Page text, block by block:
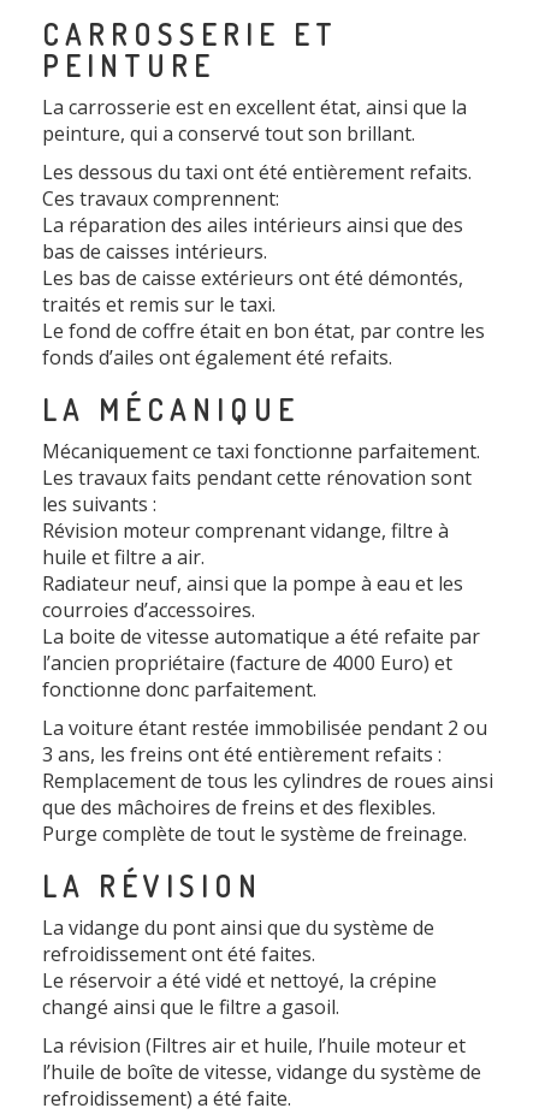
CARROSSERIE ET
PEINTURE
La carrosserie est en excellent état, ainsi que la
peinture, qui a conservé tout son brillant.
Les dessous du taxi ont été entièrement refaits.
Ces travaux comprennent:
La réparation des ailes intérieurs ainsi que des
bas de caisses intérieurs.
Les bas de caisse extérieurs ont été démontés,
traités et remis sur le taxi.
Le fond de coffre était en bon état, par contre les
fonds d’ailes ont également été refaits.
LA MÉCANIQUE
Mécaniquement ce taxi fonctionne parfaitement.
Les travaux faits pendant cette rénovation sont
les suivants :
Révision moteur comprenant vidange, filtre à
huile et filtre a air.
Radiateur neuf, ainsi que la pompe à eau et les
courroies d’accessoires.
La boite de vitesse automatique a été refaite par
l’ancien propriétaire (facture de 4000 Euro) et
fonctionne donc parfaitement.
La voiture étant restée immobilisée pendant 2 ou
3 ans, les freins ont été entièrement refaits :
Remplacement de tous les cylindres de roues ainsi
que des mâchoires de freins et des flexibles.
Purge complète de tout le système de freinage.
LA RÉVISION
La vidange du pont ainsi que du système de
refroidissement ont été faites.
Le réservoir a été vidé et nettoyé, la crépine
changé ainsi que le filtre a gasoil.
La révision (Filtres air et huile, l’huile moteur et
l’huile de boîte de vitesse, vidange du système de
refroidissement) a été faite.